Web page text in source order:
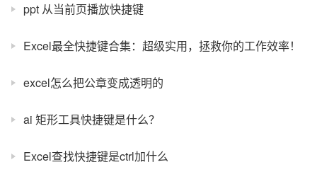
ppt 从当前页播放快捷键
Excel最全快捷键合集：超级实用，拯救你的工作效率！
excel怎么把公章变成透明的
ai 矩形工具快捷键是什么？
Excel查找快捷键是ctrl加什么